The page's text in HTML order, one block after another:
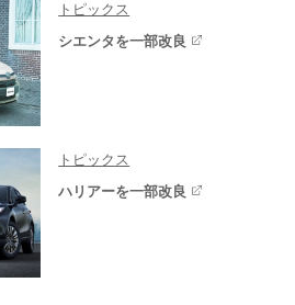
トピックス
シエンタを一部改良
トピックス
ハリアーを一部改良